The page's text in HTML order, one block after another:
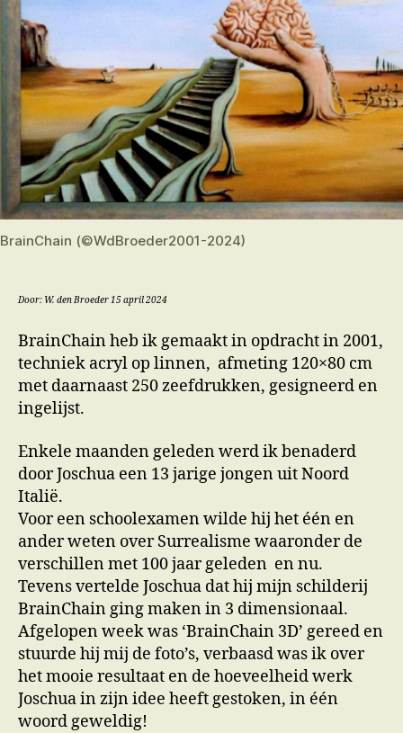
BrainChain (©WdBroeder2001-2024)
Door: W. den Broeder 15 april 2024
BrainChain heb ik gemaakt in opdracht in 2001,
techniek acryl op linnen, afmeting 120×80 cm
met daarnaast 250 zeefdrukken, gesigneerd en
ingelijst.
Enkele maanden geleden werd ik benaderd
door Joschua een 13 jarige jongen uit Noord
Italië.
Voor een schoolexamen wilde hij het één en
ander weten over Surrealisme waaronder de
verschillen met 100 jaar geleden en nu.
Tevens vertelde Joschua dat hij mijn schilderij
BrainChain ging maken in 3 dimensionaal.
Afgelopen week was ‘BrainChain 3D’ gereed en
stuurde hij mij de foto’s, verbaasd was ik over
het mooie resultaat en de hoeveelheid werk
Joschua in zijn idee heeft gestoken, in één
woord geweldig!